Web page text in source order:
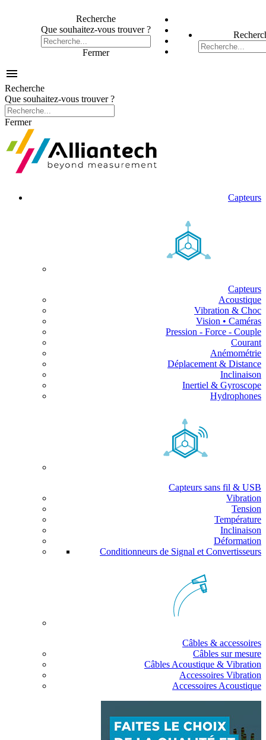
Recherche
Que souhaitez-vous trouver ?
Fermer

Recherche
Que souhaitez-vous trouver ?
Fermer
Capteurs
Capteurs
Acoustique
Vibration & Choc
Vision • Caméras
Pression - Force - Couple
Courant
Anémométrie
Déplacement & Distance
Inclinaison
Inertiel & Gyroscope
Hydrophones
Capteurs sans fil & USB
Vibration
Tension
Température
Inclinaison
Déformation
Conditionneurs de Signal et Convertisseurs
Câbles & accessoires
Câbles sur mesure
Câbles Acoustique & Vibration
Accessoires Vibration
Accessoires Acoustique